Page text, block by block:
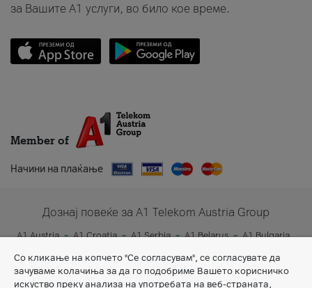
за Вашите A1 услуги, во било кое време.
Member of
Начини на плаќање
Дознај повеќе за A1 Telekom Austria Group
A1 Austria A1 Croatia A1 Serbia A1 Belarus
A1 Bulgaria
Со кликање на копчето "Се согласувам", се согласувате да
зачуваме колачиња за да го подобриме Вашето корисничко
искуство преку анализа на употребата на веб-страната,